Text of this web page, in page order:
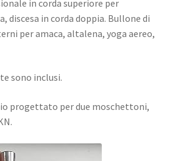
in corda superiore per
discesa in corda doppia. Bullone di
per amaca, altalena, yoga aereo,
sono inclusi.
progettato per due moschettoni,